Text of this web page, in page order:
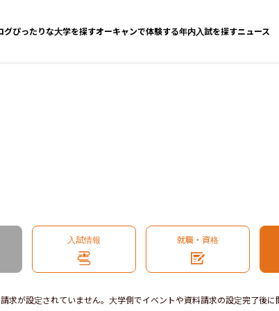
グぴったりな大学を探すオーキャンで体験する年内入試を探すニュース
入試情報 就職・資格
求が設定されていません。大学側でイベントや資料請求の設定完了後に